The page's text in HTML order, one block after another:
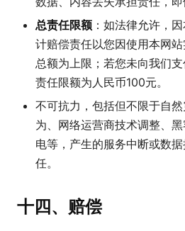
总责任限额 ：如法律允许，
计赔偿责任以您因使用本网
总额为上限；若您未向我们
责任限额为人民币100元。
不可抗力，包括但不限于自
为、网络运营商技术调整、
电等，产生的服务中断或数
任。
十四、赔偿